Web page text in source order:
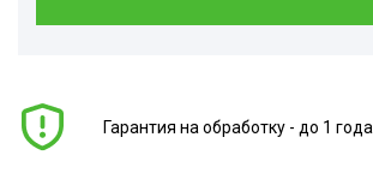
Гарантия на обработку - до 1 года.